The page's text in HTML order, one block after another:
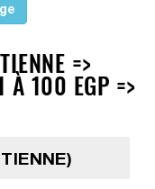
=>
À 100 EGP =>